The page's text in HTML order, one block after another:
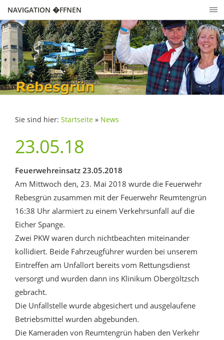
NAVIGATION �FFNEN
Sie sind hier: Startseite » News
23.05.18
Feuerwehreinsatz 23.05.2018
Am Mittwoch den, 23. Mai 2018 wurde die Feuerwehr
Rebesgrün zusammen mit der Feuerwehr Reumtengrün
16:38 Uhr alarmiert zu einem Verkehrsunfall auf die
Eicher Spange.
Zwei PKW waren durch nichtbeachten miteinander
kollidiert. Beide Fahrzeugführer wurden bei unserem
Eintreffen am Unfallort bereits vom Rettungsdienst
versorgt und wurden dann ins Klinikum Obergöltzsch
gebracht.
Die Unfallstelle wurde abgesichert und ausgelaufene
Betriebsmittel wurden abgebunden.
Die Kameraden von Reumtengrün haben den Verkehr